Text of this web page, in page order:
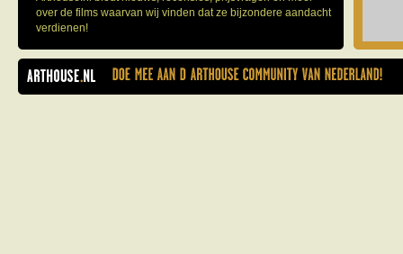
over de films waarvan wij vinden dat ze bijzondere aandacht
verdienen!